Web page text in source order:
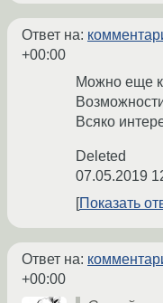
Ответ на:
+00:00
Можно еще
Всяко
Deleted
07.05.2019
Показать
Ответ на:
+00:00